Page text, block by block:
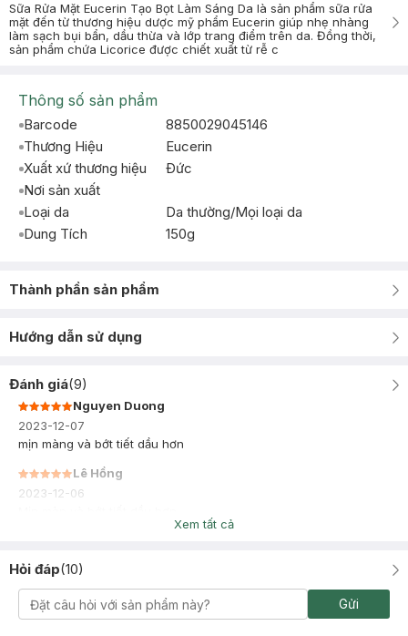
Sữa Rửa Mặt Eucerin Tạo Bọt Làm Sáng Da là sản phẩm sữa rửa
mặt đến từ thương hiệu dược mỹ phẩm Eucerin giúp nhẹ nhàng
làm sạch bụi bẩn, dầu thừa và lớp trang điểm trên da. Đồng thời,
sản phẩm chứa Licorice được chiết xuất từ rễ c
Thông số sản phẩm
Barcode
8850029045146
Thương Hiệu
Eucerin
Xuất xứ thương hiệu
Ðức
Nơi sản xuất
Loại da
Da thường/Mọi loại da
Dung Tích
150g
Thành phần sản phẩm
Hướng dẫn sử dụng
Đánh giá(9)
Nguyen Duong
2023-12-07
mịn màng và bớt tiết dầu hơn
Lê Hồng
2023-12-06
Xem tất cả
Hỏi đáp(10)
Gửi